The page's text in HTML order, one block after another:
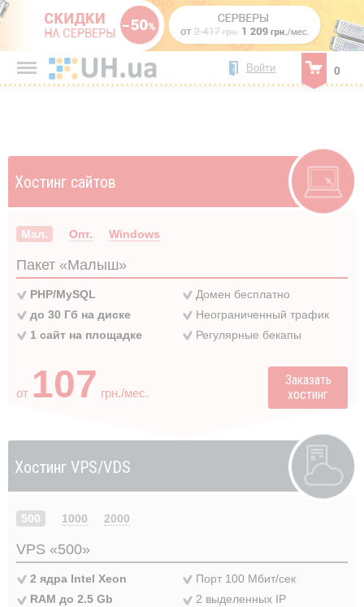
0
Войти
Хостинг сайтов
Мал. Опт. Windows
Пакет «Малыш»
PHP/MySQL
до 30 Гб на диске
1 сайт на площадке
Домен бесплатно
Неограниченный трафик
Регулярные бекапы
от 107 грн./мес.
Заказать
хостинг
Хостинг VPS/VDS
500 1000 2000
VPS «500»
2 ядра Intel Xeon
RAM до 2.5 Gb
Порт 100 Мбит/сек
2 выделенных IP